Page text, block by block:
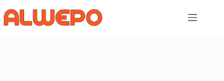
to
content